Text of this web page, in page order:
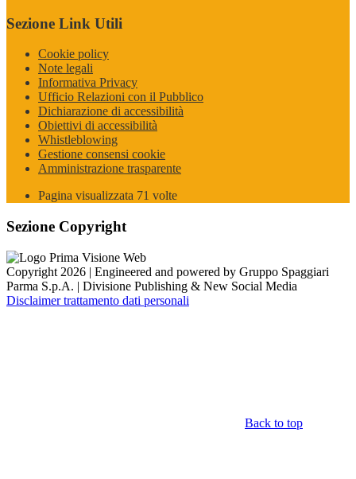
Sezione Link Utili
Cookie policy
Note legali
Informativa Privacy
Ufficio Relazioni con il Pubblico
Dichiarazione di accessibilità
Obiettivi di accessibilità
Whistleblowing
Gestione consensi cookie
Amministrazione trasparente
Pagina visualizzata 71 volte
Sezione Copyright
Copyright 2026 | Engineered and powered by Gruppo Spaggiari
Parma S.p.A. | Divisione Publishing & New Social Media
Disclaimer trattamento dati personali
Back to top